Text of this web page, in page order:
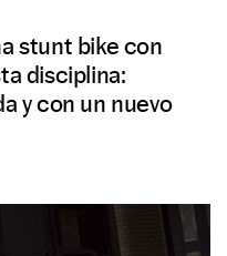
stunt bike con
disciplina:
y con un nuevo